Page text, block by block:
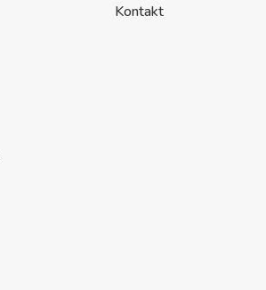
Kontakt